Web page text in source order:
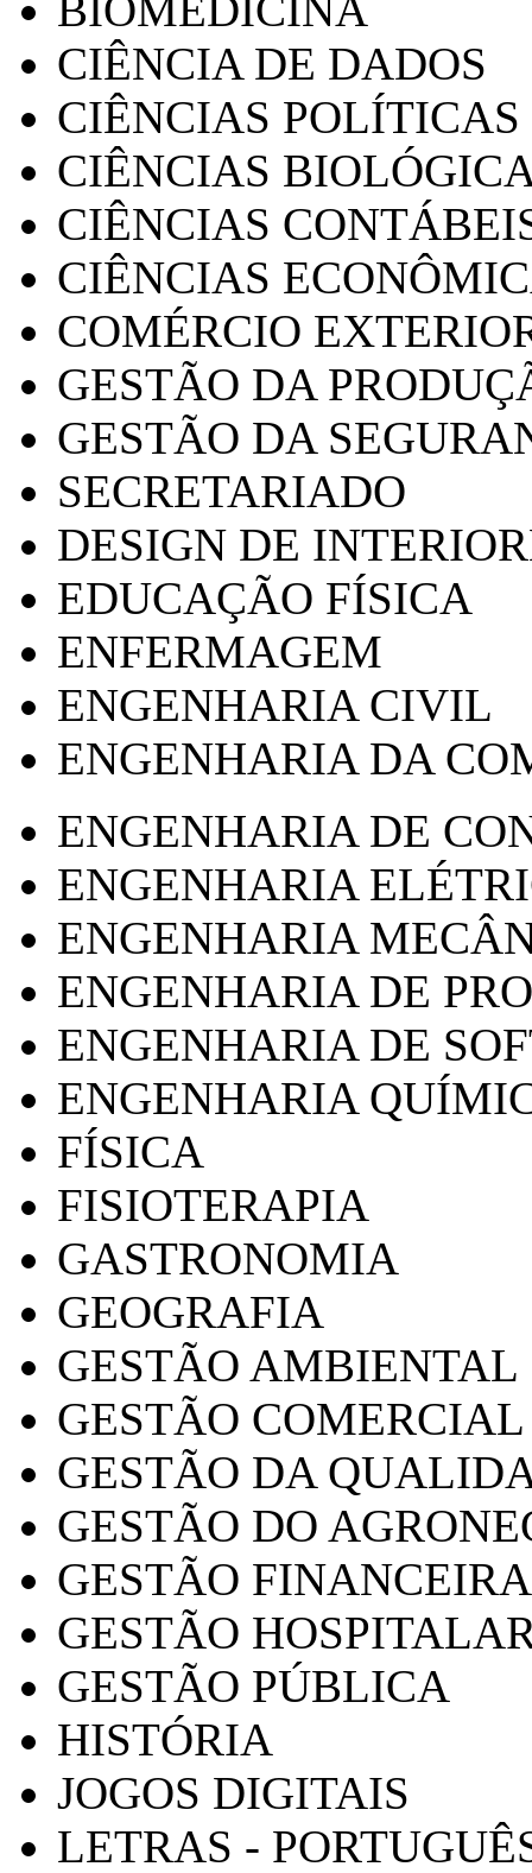
CIÊNCIA DE DADOS
CIÊNCIAS POLÍTICAS
CIÊNCIAS
CIÊNCIAS
CIÊNCIAS
COMÉRCIO
GESTÃO DA
GESTÃO DA
SECRETARIADO
DESIGN DE
EDUCAÇÃO FÍSICA
ENFERMAGEM
ENGENHARIA CIVIL
ENGENHARIA DA
ENGENHARIA DE
ENGENHARIA
ENGENHARIA
ENGENHARIA DE
ENGENHARIA DE
ENGENHARIA
FÍSICA
FISIOTERAPIA
GASTRONOMIA
GEOGRAFIA
GESTÃO AMBIENTAL
GESTÃO COMERCIAL
GESTÃO DA
GESTÃO DO
GESTÃO FINANCEIRA
GESTÃO
GESTÃO PÚBLICA
HISTÓRIA
JOGOS DIGITAIS
LETRAS -